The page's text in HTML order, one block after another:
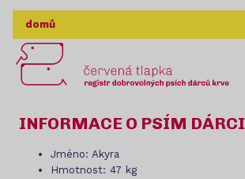
domů
INFORMACE O PSÍM DÁRCI
Jméno: Akyra
Hmotnost: 47 kg